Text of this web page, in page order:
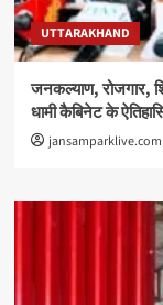
UTTARAKHAND
जनकल्याण, रोजगार,
धामी कैबिनेट के
jansamparklive.com